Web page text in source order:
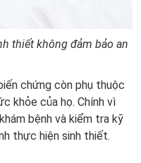
thiết không đảm bảo an
chứng còn phụ thuộc
khỏe của họ. Chính vì
bệnh và kiểm tra kỹ
thực hiện sinh thiết.